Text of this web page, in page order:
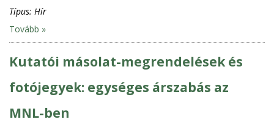
Típus: Hír
Tovább »
Kutatói másolat-megrendelések és
fotójegyek: egységes árszabás az
MNL-ben